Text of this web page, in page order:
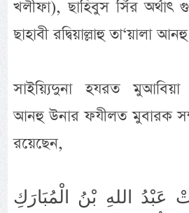
খলীফা), ছাহিবুস র্সির অর্থাৎ
ছাহাবী রদ্বিয়াল্লাহু তা‘য়ালা
সাইয়্যিদুনা হযরত মুআবিয়া
আনহু উনার ফযীলত মুবারক
রয়েছেন,
اللهِ بْنُ الْمُبَارَكِ